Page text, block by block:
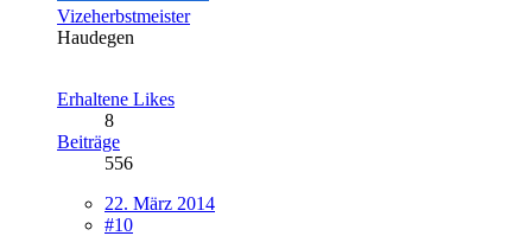
Vizeherbstmeister
Haudegen
Erhaltene Likes
8
Beiträge
556
22. März 2014
#10